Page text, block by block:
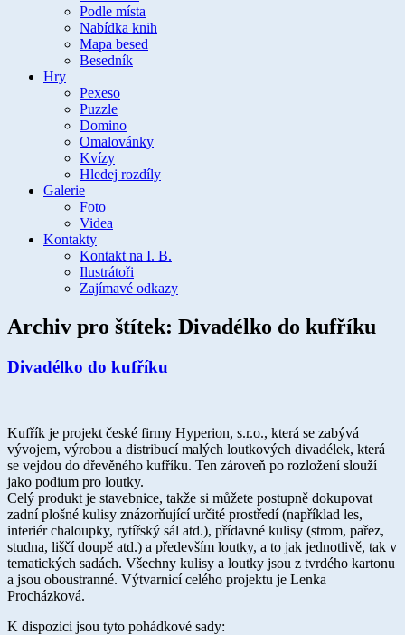
Podle místa
Nabídka knih
Mapa besed
Besedník
Hry
Pexeso
Puzzle
Domino
Omalovánky
Kvízy
Hledej rozdíly
Galerie
Foto
Videa
Kontakty
Kontakt na I. B.
Ilustrátoři
Zajímavé odkazy
Archiv pro štítek: Divadélko do kufříku
Divadélko do kufříku
Kufřík je projekt české firmy Hyperion, s.r.o., která se zabývá
vývojem, výrobou a distribucí malých loutkových divadélek, která
se vejdou do dřevěného kufříku. Ten zároveň po rozložení slouží
jako podium pro loutky.
Celý produkt je stavebnice, takže si můžete postupně dokupovat
zadní plošné kulisy znázorňující určité prostředí (například les,
interiér chaloupky, rytířský sál atd.), přídavné kulisy (strom, pařez,
studna, liščí doupě atd.) a především loutky, a to jak jednotlivě, tak v
tematických sadách. Všechny kulisy a loutky jsou z tvrdého kartonu
a jsou oboustranné. Výtvarnicí celého projektu je Lenka
Procházková.
K dispozici jsou tyto pohádkové sady: